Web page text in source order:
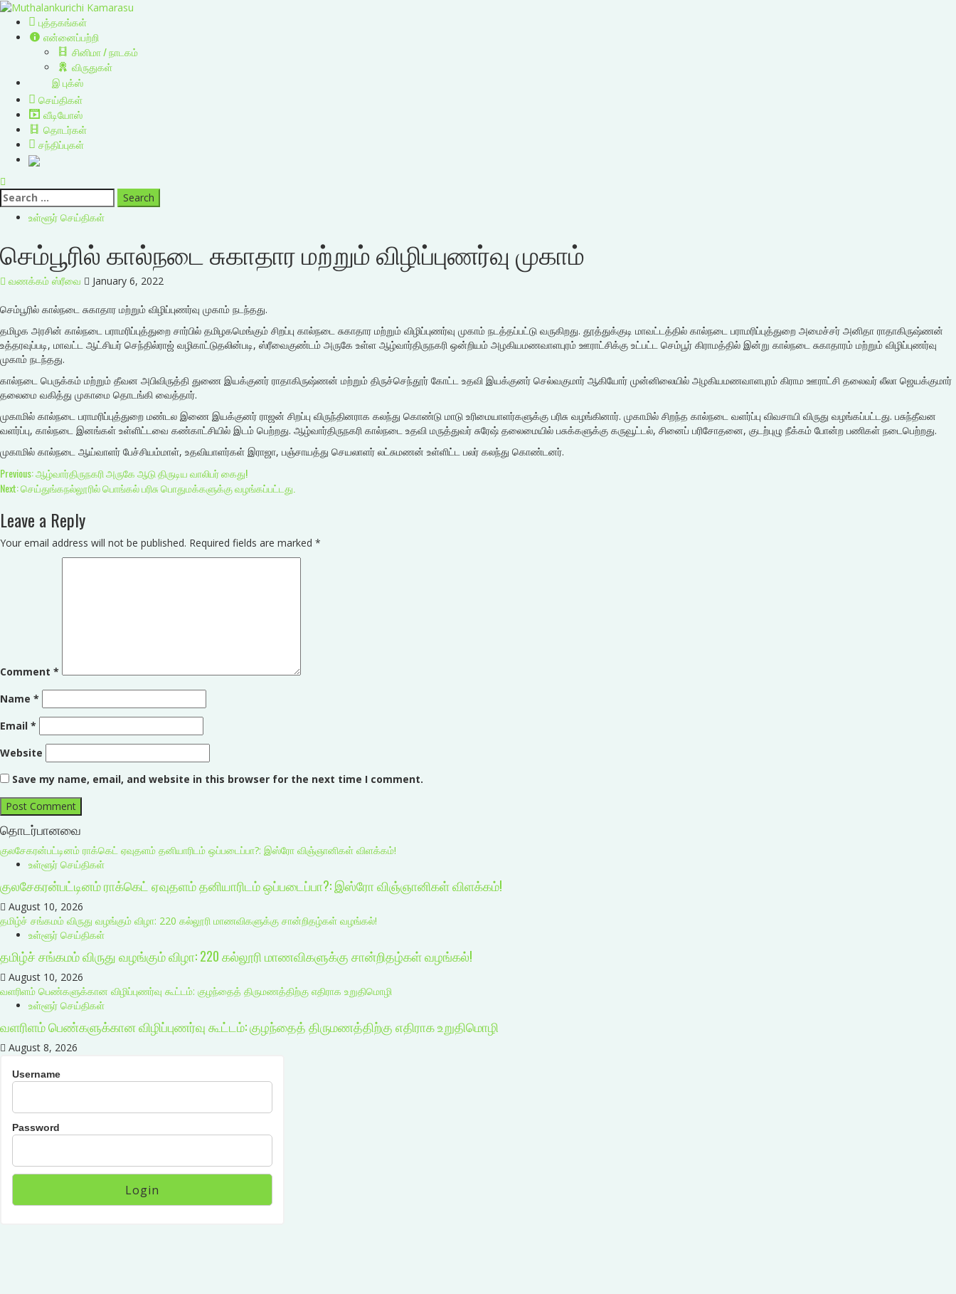
Skip
content
Primary
Menu
புத்தகங்கள்
என்னைப்பற்றி
சினிமா / நாடகம்
விருதுகள்
இ புக்ஸ்
செய்திகள்
வீடியோஸ்
தொடர்கள்
சந்திப்புகள்
Search
for:
உள்ளூர் செய்திகள்
செம்பூரில் கால்நடை சுகாதார மற்றும் விழிப்புணர்வு முகாம்
வணக்கம் ஸ்ரீவை January 6, 2022
செம்பூரில் கால்நடை சுகாதார மற்றும் விழிப்புணர்வு முகாம் நடந்தது.
தமிழக அரசின் கால்நடை பராமரிப்புத்துறை சார்பில் தமிழகமெங்கும் சிறப்பு கால்நடை சுகாதார மற்றும் விழிப்புணர்வு முகாம் நடத்தப்பட்டு வருகிறது. தூத்துக்குடி மாவட்டத்தில் கால்நடை பராமரிப்புத்துறை அமைச்சர் அனிதா ராதாகிருஷ்ணன்
உத்தரவுப்படி, மாவட்ட ஆட்சியர் செந்தில்ராஜ் வழிகாட்டுதலின்படி, ஸ்ரீவைகுண்டம் அருகே உள்ள ஆழ்வார்திருநகரி ஒன்றியம் அழகியமணவாளபுரம் ஊராட்சிக்கு உட்பட்ட செம்பூர் கிராமத்தில் இன்று கால்நடை சுகாதாரம் மற்றும் விழிப்புணர்வு
முகாம் நடந்தது.
கால்நடை பெருக்கம் மற்றும் தீவன அபிவிருத்தி துணை இயக்குனர் ராதாகிருஷ்ணன் மற்றும் திருச்செந்தூர் கோட்ட உதவி இயக்குனர் செல்வகுமார் ஆகியோர் முன்னிலையில் அழகியமணவாளபுரம் கிராம ஊராட்சி தலைவர் லீலா ஜெயக்குமார்
தலைமை வகித்து முகாமை தொடங்கி வைத்தார்.
முகாமில் கால்நடை பராமரிப்புத்துறை மண்டல இணை இயக்குனர் ராஜன் சிறப்பு விருந்தினராக கலந்து கொண்டு மாடு உரிமையாளர்களுக்கு பரிசு வழங்கினார். முகாமில் சிறந்த கால்நடை வளர்ப்பு விவசாயி விருது வழங்கப்பட்டது. பசுந்தீவன
வளர்ப்பு, கால்நடை இனங்கள் உள்ளிட்டவை கண்காட்சியில் இடம் பெற்றது. ஆழ்வார்திருநகரி கால்நடை உதவி மருத்துவர் சுரேஷ் தலைமையில் பசுக்களுக்கு கருவூட்டல், சினைப் பரிசோதனை, குடற்புழு நீக்கம் போன்ற பணிகள் நடைபெற்றது.
முகாமில் கால்நடை ஆய்வாளர் பேச்சியம்மாள், உதவியாளர்கள் இராஜா, பஞ்சாயத்து செயலாளர் லட்சுமணன் உள்ளிட்ட பலர் கலந்து கொண்டனர்.
Continue
Reading
Previous:ஆழ்வார்திருநகரி அருகே ஆடு திருடிய வாலிபர் கைது!
Next:செய்துங்கநல்லூரில் பொங்கல் பரிசு பொதுமக்களுக்கு வழங்கப்பட்டது.
Leave a Reply
Your email address will not be published. Required fields are marked *
Comment *
Name *
Email *
Website
Save my name, email, and website in this browser for the next time I comment.
தொடர்பானவை
குலசேகரன்பட்டினம் ராக்கெட் ஏவுதளம் தனியாரிடம் ஒப்படைப்பா?: இஸ்ரோ விஞ்ஞானிகள் விளக்கம்!
உள்ளூர் செய்திகள்
குலசேகரன்பட்டினம் ராக்கெட் ஏவுதளம் தனியாரிடம் ஒப்படைப்பா?: இஸ்ரோ விஞ்ஞானிகள் விளக்கம்!
August 10, 2026
தமிழ்ச் சங்கமம் விருது வழங்கும் விழா: 220 கல்லூரி மாணவிகளுக்கு சான்றிதழ்கள் வழங்கல்!
உள்ளூர் செய்திகள்
தமிழ்ச் சங்கமம் விருது வழங்கும் விழா: 220 கல்லூரி மாணவிகளுக்கு சான்றிதழ்கள் வழங்கல்!
August 10, 2026
வளரிளம் பெண்களுக்கான விழிப்புணர்வு கூட்டம்: குழந்தைத் திருமணத்திற்கு எதிராக உறுதிமொழி
உள்ளூர் செய்திகள்
வளரிளம் பெண்களுக்கான விழிப்புணர்வு கூட்டம்: குழந்தைத் திருமணத்திற்கு எதிராக உறுதிமொழி
August 8, 2026
Username
Password